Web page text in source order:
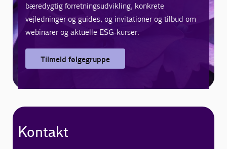
bæredygtig forretningsudvikling, konkrete
vejledninger og guides, og invitationer og tilbud om
webinarer og aktuelle ESG-kurser.
Tilmeld følgegruppe
Kontakt